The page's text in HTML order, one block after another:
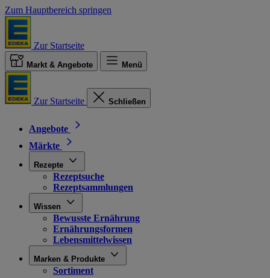
Zum Hauptbereich springen
Zur Startseite
Markt & Angebote Menü
Zur Startseite Schließen
Angebote
Märkte
Rezepte
Rezeptsuche
Rezeptsammlungen
Wissen
Bewusste Ernährung
Ernährungsformen
Lebensmittelwissen
Marken & Produkte
Sortiment